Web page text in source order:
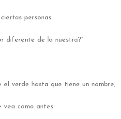
personas
diferente de la nuestra?”
verde hasta que tiene un nombre,
vea como antes.